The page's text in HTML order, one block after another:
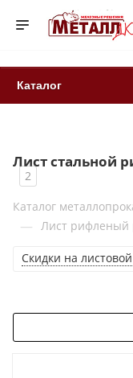
Каталог
Лист стальной
2
Каталог
— Лист рифленый
Скидки на